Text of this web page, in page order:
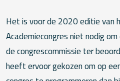
Het is voor de 2020 editie van
Academiecongres niet nodig
de congrescommissie ter
heeft ervoor gekozen om op